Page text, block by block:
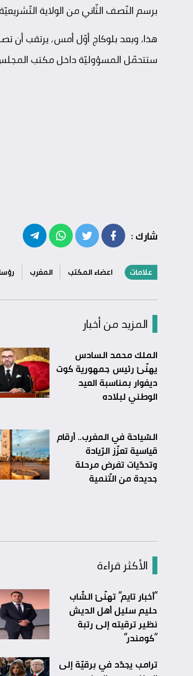
برسم النّصف الثّاني من الولاية التّشريعيّة
هذا، وبعد بلوكاج أوّل أمس، يرتقب أن
ستتحمّل المسؤوليّة داخل مكتب المجلس
شارك :
علامات اعضاء المكتب المغرب
المزيد من أخبار
الملك محمد السادس
يهنّئ رئيس جمهورية كوت
ديفوار بمناسبة العيد
الوطني لبلاده
السّياحة في المغرب.. أرقام
قياسية تعزّز الرّيادة
وتحدّيات تفرض مرحلة
جديدة من التّنمية
الأكثر قراءة
“أخبار تايم” تهنّئ الشّاب
حليم سليل أهل الديش
نظير ترقيته إلى رتبة
“كومندر”
ترامب يجدّد في برقيّة إلى